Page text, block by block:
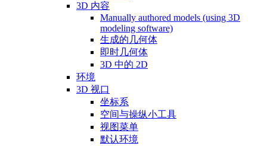
3D 内容
Manually authored models (using 3D
modeling software)
生成的几何体
即时几何体
3D 中的 2D
环境
3D 视口
坐标系
空间与操纵小工具
视图菜单
默认环境